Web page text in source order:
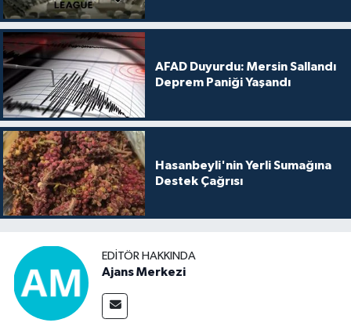
AFAD Duyurdu: Mersin Sallandı
Deprem Paniği Yaşandı
Hasanbeyli'nin Yerli Sumağına
Destek Çağrısı
EDITÖR HAKKINDA
Ajans Merkezi